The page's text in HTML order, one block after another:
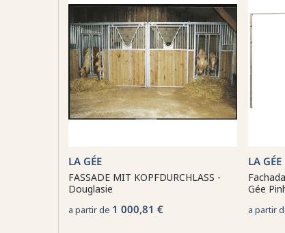
LA GÉE
FASSADE MIT KOPFDURCHLASS -
Douglasie
a partir de 1 000,81 €
LA GÉE
Gée
a partir